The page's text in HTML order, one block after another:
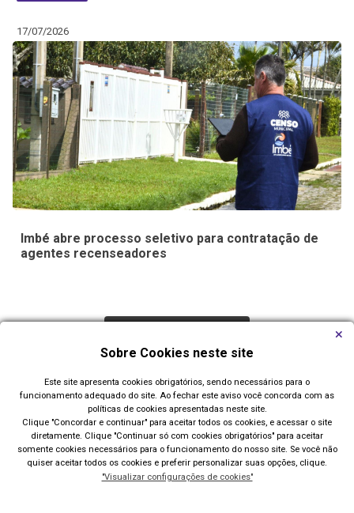
17/07/2026
Imbé abre processo seletivo para contratação de
agentes recenseadores
Todas as Notícias
Sobre Cookies neste site
Este site apresenta cookies obrigatórios, sendo necessários para o
funcionamento adequado do site. Ao fechar este aviso você concorda com as
políticas de cookies apresentadas neste site.
Clique "Concordar e continuar" para aceitar todos os cookies, e acessar o site
diretamente. Clique "Continuar só com cookies obrigatórios" para aceitar
somente cookies necessários para o funcionamento do nosso site. Se você não
quiser aceitar todos os cookies e preferir personalizar suas opções, clique.
"Visualizar configurações de cookies"
Prefeitura de Imbé